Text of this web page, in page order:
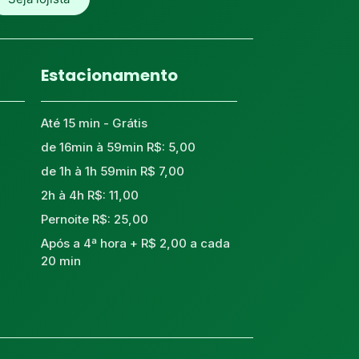
Estacionamento
Até 15 min - Grátis
de 16min à 59min R$: 5,00
de 1h à 1h 59min R$ 7,00
2h à 4h R$: 11,00
Pernoite R$: 25,00
Após a 4ª hora + R$ 2,00 a cada
20 min